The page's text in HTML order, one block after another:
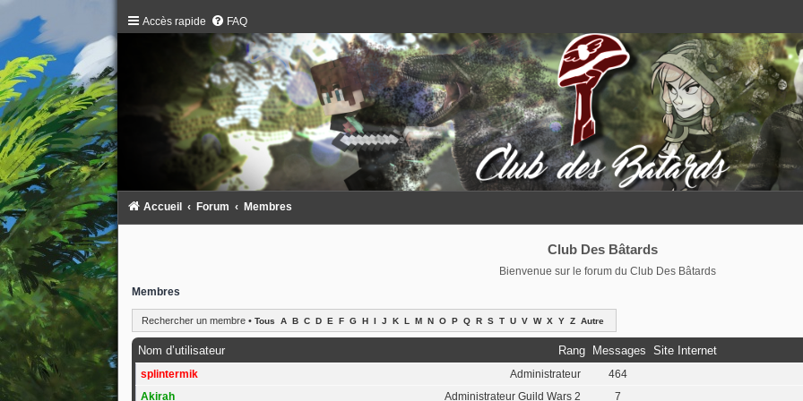
Accès rapide FAQ
Accueil Forum Membres
Club Des Bâtards
Bienvenue sur le forum du Club Des Bâtards
Membres
Rechercher un membre• Tous A B C D E F G H I J K L M N O P Q R S T U V W X Y Z Autre
Rang
Nom d’utilisateur Messages Site Internet
Administrateur
splintermik 464
Administrateur Guild Wars 2
Akirah 7